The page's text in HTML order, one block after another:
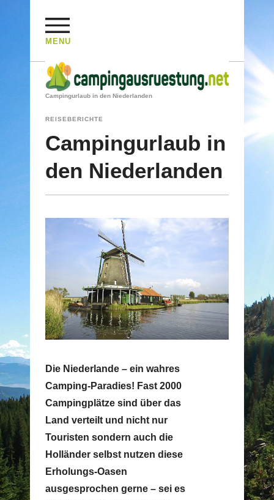
MENU
HOME/ REISEBERICHTE /
Campingurlaub in den Niederlanden
REISEBERICHTE
Campingurlaub in
den Niederlanden
Die Niederlande – ein wahres
Camping-Paradies! Fast 2000
Campingplätze sind über das
Land verteilt und nicht nur
Touristen sondern auch die
Holländer selbst nutzen diese
Erholungs-Oasen
ausgesprochen gerne – sei es